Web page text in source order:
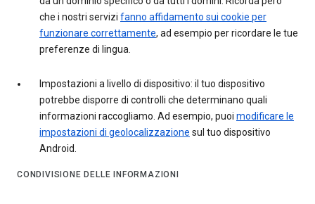
che i nostri servizi fanno affidamento sui cookie per
funzionare correttamente, ad esempio per ricordare le tue
preferenze di lingua.
Impostazioni a livello di dispositivo: il tuo dispositivo
potrebbe disporre di controlli che determinano quali
informazioni raccogliamo. Ad esempio, puoi modificare le
impostazioni di geolocalizzazione sul tuo dispositivo
Android.
CONDIVISIONE DELLE INFORMAZIONI